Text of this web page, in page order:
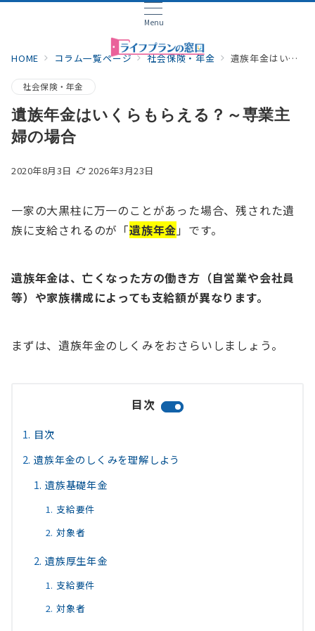
Menu
HOME コラム一覧ページ 社会保険・年金 遺族年金はいくらもらえる？～専業主婦の場合
社会保険・年金
遺族年金はいくらもらえる？～専業主
婦の場合
2020年8月3日 2026年3月23日
一家の大黒柱に万一のことがあった場合、残された遺
族に支給されるのが「遺族年金 」です。
遺族年金は、亡くなった方の働き方（自営業や会社員
等）や家族構成によっても支給額が異なります。
まずは、遺族年金のしくみをおさらいしましょう。
目次
目次
遺族年金のしくみを理解しよう
遺族基礎年金
支給要件
対象者
遺族厚生年金
支給要件
対象者